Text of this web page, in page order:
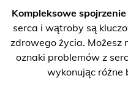
Kompleksowe
serca i wątroby są
zdrowego życia. Możesz
oznaki problemów z
wykonując